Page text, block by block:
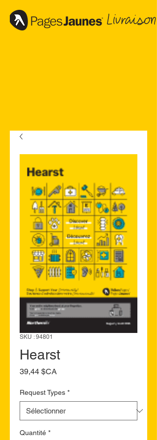
Livraison
SKU : 94801
Hearst
39,44 $CA
Request Types *
Quantité *